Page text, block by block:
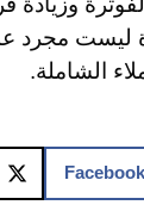
ليست مجرد
الشاملة.
Facebook